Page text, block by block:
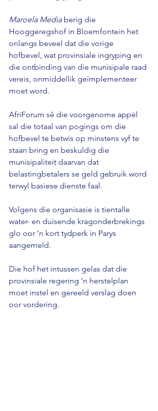
Maroela Media berig die
Hooggeregshof in Bloemfontein het
onlangs beveel dat die vorige
hofbevel, wat provinsiale ingryping en
die ontbinding van die munisipale raad
vereis, onmiddellik geïmplementeer
moet word.
AfriForum sê die voorgenome appèl
sal die totaal van pogings om die
hofbevel te betwis op minstens vyf te
staan bring en beskuldig die
munisipaliteit daarvan dat
belastingbetalers se geld gebruik word
terwyl basiese dienste faal.
Volgens die organisasie is tientalle
water- en duisende kragonderbrekings
glo oor ’n kort tydperk in Parys
aangemeld.
Die hof het intussen gelas dat die
provinsiale regering ’n herstelplan
moet instel en gereeld verslag doen
oor vordering.